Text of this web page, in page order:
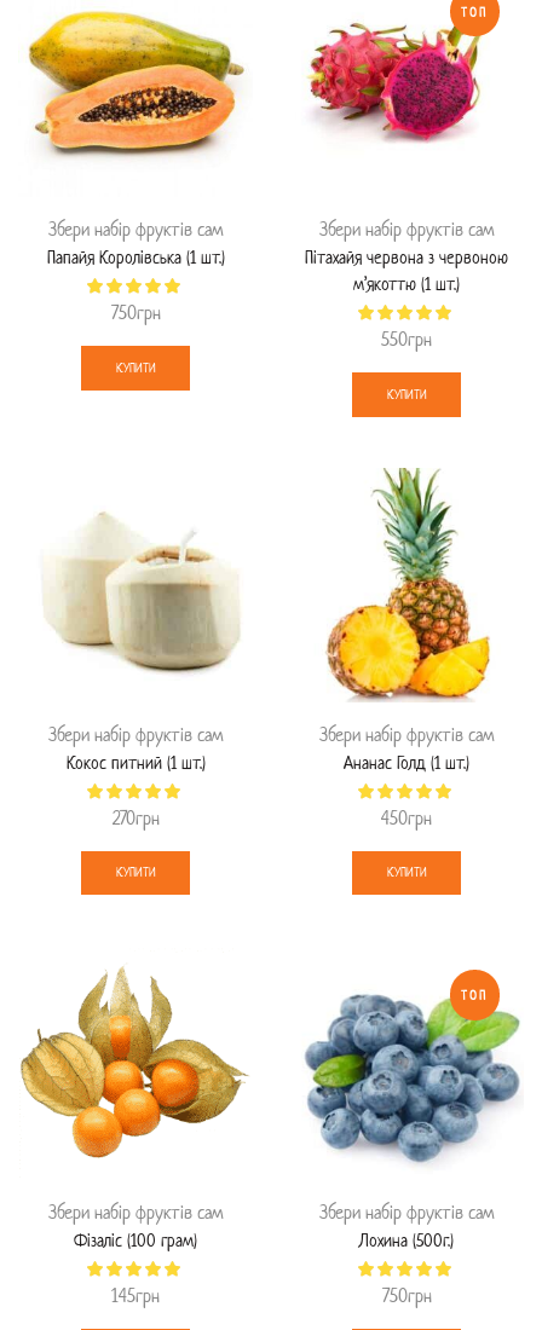
Збери набір фруктів сам
Папайя Королівська (1 шт.)
750грн
КУПИТИ
ТОП
Збери набір фруктів сам
Пітахайя червона з червоною
м’якоттю (1 шт.)
550грн
КУПИТИ
Збери набір фруктів сам
Кокос питний (1 шт.)
270грн
КУПИТИ
Збери набір фруктів сам
Ананас Голд (1 шт.)
450грн
КУПИТИ
Збери набір фруктів сам
Фізаліс (100 грам)
145грн
ТОП
Збери набір фруктів сам
Лохина (500г.)
750грн